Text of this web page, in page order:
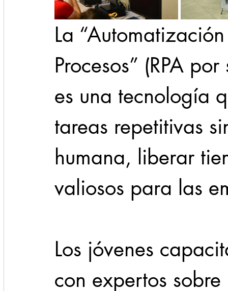
La
Procesos” (RPA
es una tecnología
tareas repetitivas
humana, liberar
valiosos para las
Los jóvenes
con expertos